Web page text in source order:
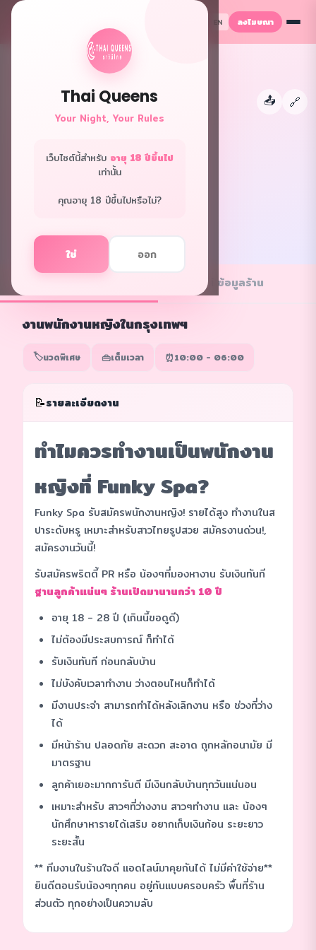
Thai Queens
Your Night, Your Rules
เว็บไซต์นี้สำหรับ อายุ 18 ปีขึ้นไป
เท่านั้น
คุณอายุ 18 ปีขึ้นไปหรือไม่?
ใช่ ออก
EN ลงโฆษณา
📤 🔗
Funky Spa
กรุงเทพ · นวดพิเศษ
ℹ️ ข้อมูลร้าน
งานพนักงานหญิงในกรุงเทพฯ
🏷️นวดพิเศษ 👜เต็มเวลา ⏰10:00 - 06:00
📝รายละเอียดงาน
ทำไมควรทำงานเป็นพนักงาน
หญิงที่ Funky Spa?
Funky Spa รับสมัครพนักงานหญิง! รายได้สูง ทำงานในส
ปาระดับหรู เหมาะสำหรับสาวไทยรูปสวย สมัครงานด่วน!,
สมัครงานวันนี้!
รับสมัครพริตตี้ PR หรือ น้องๆที่มองหางาน รับเงินทันที
ฐานลูกค้าแน่นๆ ร้านเปิดมานานกว่า 10 ปี
อายุ 18 - 28 ปี (เกินนี้ขอดูดี)
ไม่ต้องมีประสบการณ์ ก็ทำได้
รับเงินทันที ก่อนกลับบ้าน
ไม่บังคับเวลาทำงาน ว่างตอนไหนก็ทำได้
มีงานประจำ สามารถทำได้หลังเลิกงาน หรือ ช่วงที่ว่าง
ได้
มีหน้าร้าน ปลอดภัย สะดวก สะอาด ถูกหลักอนามัย มี
มาตรฐาน
ลูกค้าเยอะมากการันตี มีเงินกลับบ้านทุกวันแน่นอน
เหมาะสำหรับ สาวๆที่ว่างงาน สาวๆทำงาน และ น้องๆ
นักศึกษาหารายได้เสริม อยากเก็บเงินก้อน ระยะยาว
ระยะสั้น
** ทีมงานในร้านใจดี แอดไลน์มาคุยกันได้ ไม่มีค่าใช้จ่าย**
ยินดีตอนรับน้องๆทุกคน อยู่กันแบบครอบครัว พื้นที่ร้าน
ส่วนตัว ทุกอย่างเป็นความลับ